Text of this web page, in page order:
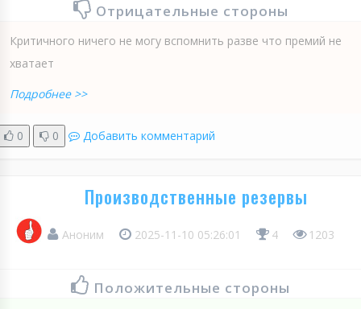
Отрицательные стороны
Критичного ничего не могу вспомнить разве что премий не
хватает
Подробнее >>
0 0 Добавить комментарий
Производственные резервы
Аноним 2025-11-10 05:26:01 4 1203
Положительные стороны